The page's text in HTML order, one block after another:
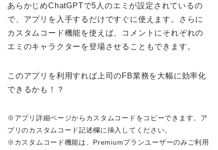
あらかじめChatGPTで5人のエミが設定されているの
で、アプリを入手するだけですぐに使えます。さらに
カスタムコード機能を使えば、コメントにそれぞれの
エミのキャラクターを登場させることもできます。
このアプリを利用すれば上司のFB業務を大幅に効率化
できるかも！？
※アプリ詳細ページからカスタムコードをコピーできます。ア
プリのカスタムコード記述欄に挿入してください。
※カスタムコード機能は、Premiumプランユーザーのみご利用